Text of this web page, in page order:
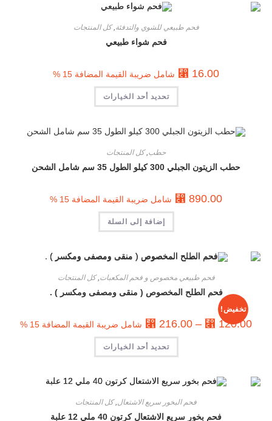
فحم طبيعي للشوي والتدفئة,كل المنتجات
فحم شواء طبيعي
⃁ 16.00 شامل ضريبة القيمة المضافة 15 %
تحديد أحد الخيارات
حطب,كل المنتجات
حطب الزيتون الجبلي 300 كيلو الطول 35 سم شامل الشحن
⃁ 890.00 شامل ضريبة القيمة المضافة 15 %
إضافة إلى السلة
تخفيض!
فحم طبيعي مخصوص و فحم المكعبات ,كل المنتجات
فحم الطلح المخصوص ( منقى ومصفى ومكسر ) .
⃁ 120.00
–
⃁ 216.00 شامل ضريبة القيمة المضافة 15 %
تحديد أحد الخيارات
فحم البخور سريع الاشتعال,كل المنتجات
فحم بخور سريع الاشتعال كرتون 40 ملي 12 علبة